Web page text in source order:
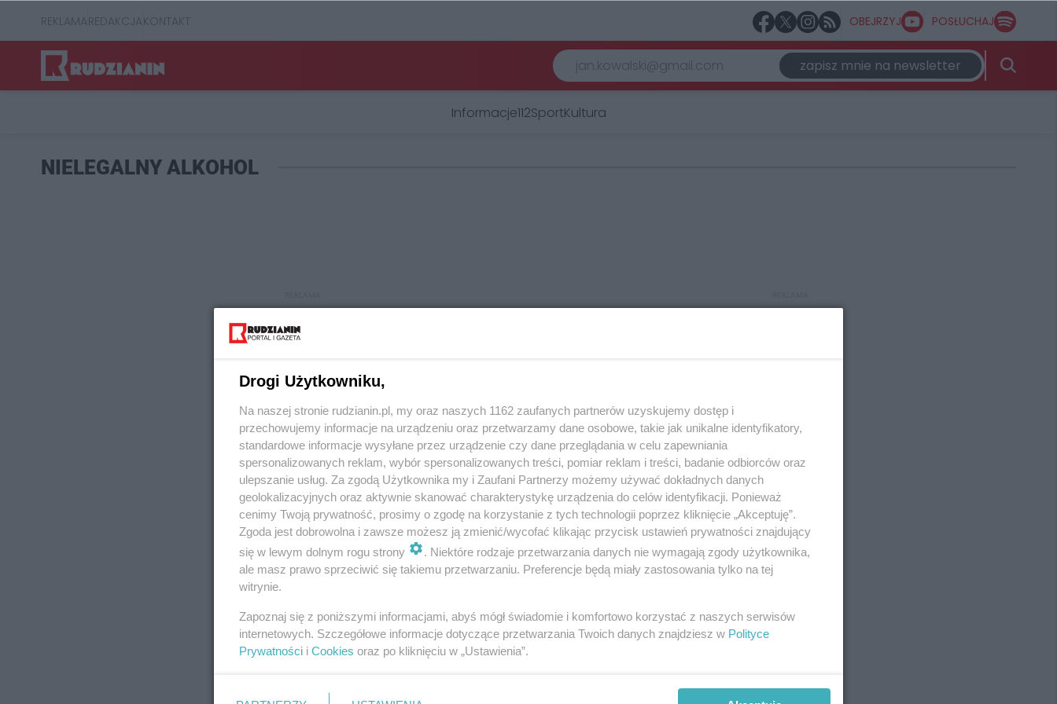
REKLAMAREDAKCJAKONTAKT OBEJRZYJ POSŁUCHAJ
zapisz mnie na newsletter
Informacje112SportKultura
NIELEGALNY ALKOHOL
REKLAMA REKLAMA
Drogi Użytkowniku,
Na naszej stronie rudzianin.pl, my oraz naszych 1162 zaufanych partnerów uzyskujemy dostęp i
przechowujemy informacje na urządzeniu oraz przetwarzamy dane osobowe, takie jak unikalne identyfikatory,
standardowe informacje wysyłane przez urządzenie czy dane przeglądania w celu zapewniania
spersonalizowanych reklam, wybór spersonalizowanych treści, pomiar reklam i treści, badanie odbiorców oraz
ulepszanie usług. Za zgodą Użytkownika my i Zaufani Partnerzy możemy używać dokładnych danych
geolokalizacyjnych oraz aktywnie skanować charakterystykę urządzenia do celów identyfikacji. Ponieważ
cenimy Twoją prywatność, prosimy o zgodę na korzystanie z tych technologii poprzez kliknięcie „Akceptuję”.
Zgoda jest dobrowolna i zawsze możesz ją zmienić/wycofać klikając przycisk ustawień prywatności znajdujący
się w lewym dolnym rogu strony
. Niektóre rodzaje przetwarzania danych nie wymagają zgody użytkownika,
ale masz prawo sprzeciwić się takiemu przetwarzaniu. Preferencje będą miały zastosowania tylko na tej
witrynie.
Zapoznaj się z poniższymi informacjami, abyś mógł świadomie i komfortowo korzystać z naszych serwisów
internetowych. Szczegółowe informacje dotyczące przetwarzania Twoich danych znajdziesz w Polityce
Prywatności i Cookies oraz po kliknięciu w „Ustawienia”.